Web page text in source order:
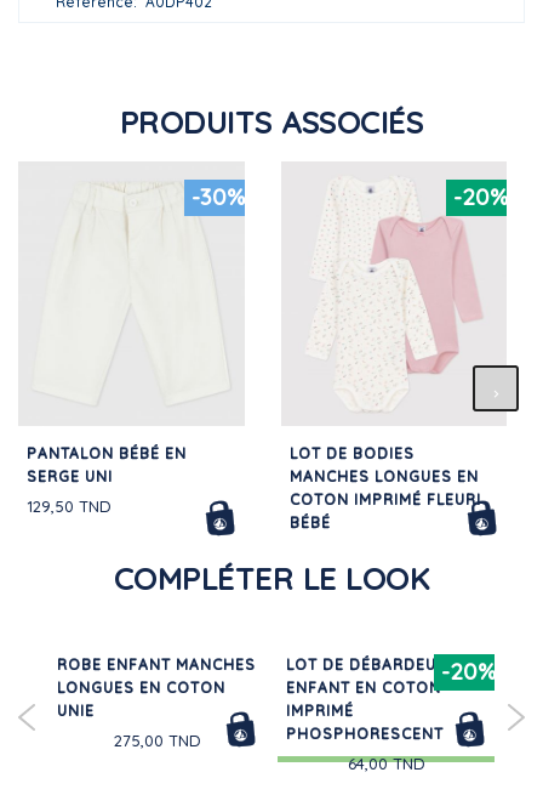
PRODUITS ASSOCIÉS
-30%
PANTALON BÉBÉ EN
SERGE UNI
129,50 TND
-20%
LOT DE BODIES
MANCHES LONGUES EN
COTON IMPRIMÉ FLEURI
BÉBÉ
COMPLÉTER LE LOOK
ROBE ENFANT MANCHES
LONGUES EN COTON
UNIE
275,00 TND
-20%
LOT DE DÉBARDEURS
ENFANT EN COTON
IMPRIMÉ
PHOSPHORESCENT
64,00 TND